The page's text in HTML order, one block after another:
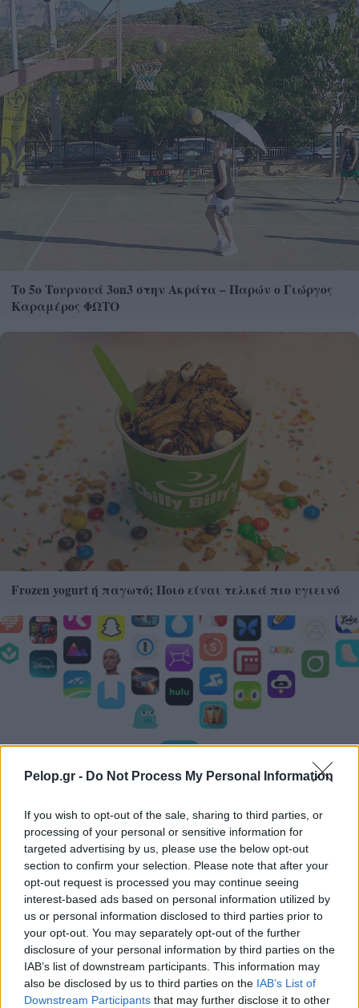
Pelop.gr - Do Not Process My Personal Information
If you wish to opt-out of the sale, sharing to third parties, or
processing of your personal or sensitive information for
targeted advertising by us, please use the below opt-out
section to confirm your selection. Please note that after your
opt-out request is processed you may continue seeing
interest-based ads based on personal information utilized by
us or personal information disclosed to third parties prior to
your opt-out. You may separately opt-out of the further
disclosure of your personal information by third parties on the
IAB’s list of downstream participants. This information may
also be disclosed by us to third parties on the IAB’s List of
Downstream Participants that may further disclose it to other
Το 5ο Τουρνουά 3on3 στην Ακράτα – Παρών ο Γιώργος
Καραμέρος ΦΩΤΟ
Frozen yogurt ή παγωτό; Ποιο είναι τελικά πιο υγιεινό
Η Apple αποφασίζει ποιος μένει και ποιος φεύγει και
οι κανόνες δεν είναι ίδιοι για όλους